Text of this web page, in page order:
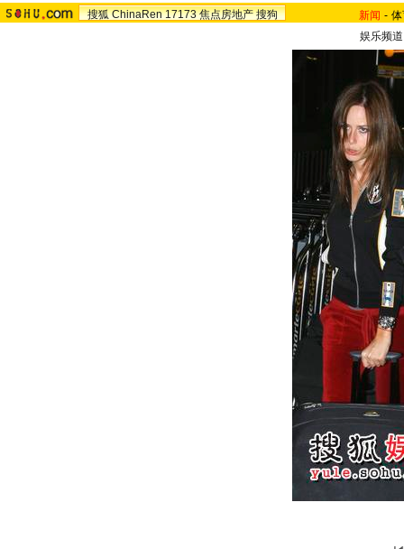
搜狐 ChinaRen 17173 焦点房地产 搜狗 新闻 -
娱乐频道